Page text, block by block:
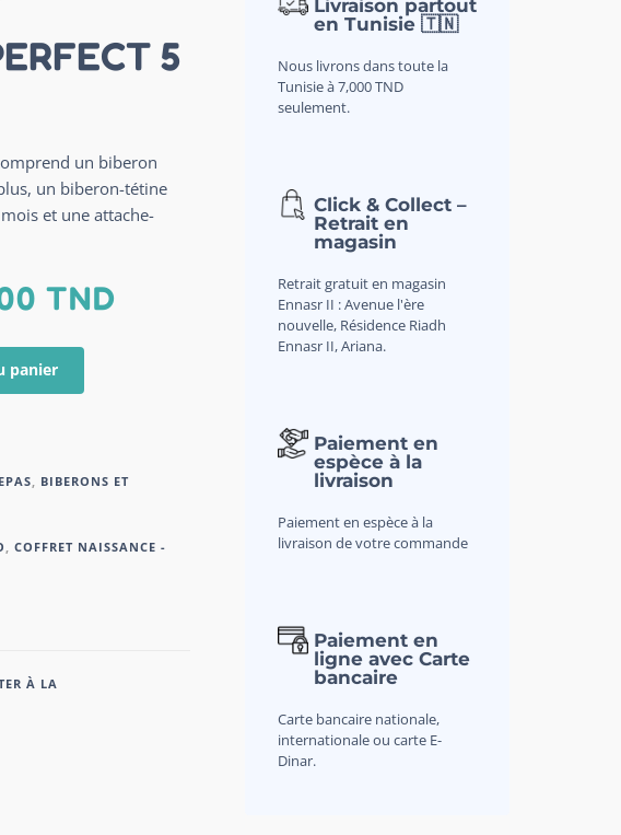
5
un biberon
un biberon-tétine
et une attache-
TND
panier
, BIBERONS ET
, COFFRET NAISSANCE -
À LA
Livraison partout
en Tunisie 🇹🇳
Nous livrons dans toute la
Tunisie à 7,000 TND
seulement.
Click & Collect –
Retrait en
magasin
Retrait gratuit en magasin
Ennasr II : Avenue l'ère
nouvelle, Résidence Riadh
Ennasr II, Ariana.
Paiement en
espèce à la
livraison
Paiement en espèce à la
livraison de votre commande
Paiement en
ligne avec Carte
bancaire
Carte bancaire nationale,
internationale ou carte E-
Dinar.